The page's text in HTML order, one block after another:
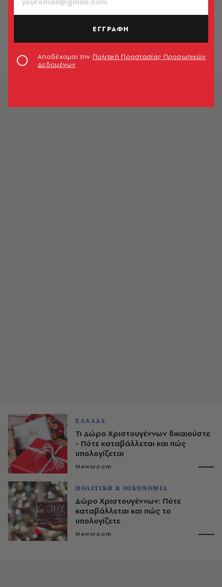
ΕΛΛΑΔΑ
Πότε καταβάλλεται το Δώρο Πάσχα
- Πώς μπορείτε να το υπολογίσετε
Newsroom
ΕΛΛΑΔΑ
Τι Δώρο Χριστουγέννων δικαιούστε
- Πότε καταβάλλεται και πώς
υπολογίζεται
Newsroom
ΠΟΛΙΤΙΚΗ & ΟΙΚΟΝΟΜΙΑ
Δώρο Χριστουγέννων: Πότε
καταβάλλεται και πώς το
υπολογίζετε
Newsroom
ΕΓΓΡΑΦΗ
Αποδέχομαι την Πολιτική Προστασίας Προσωπικών
Δεδομένων